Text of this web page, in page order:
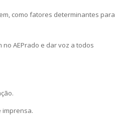
como fatores determinantes para
AEPrado e dar voz a todos
imprensa.